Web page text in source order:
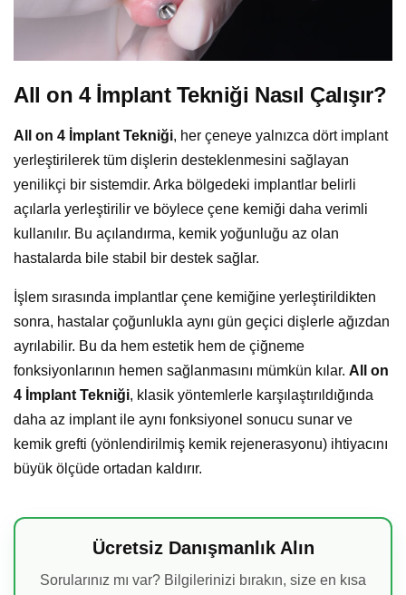
All on 4 İmplant Tekniği Nasıl Çalışır?
All on 4 İmplant Tekniği, her çeneye yalnızca dört implant
yerleştirilerek tüm dişlerin desteklenmesini sağlayan
yenilikçi bir sistemdir. Arka bölgedeki implantlar belirli
açılarla yerleştirilir ve böylece çene kemiği daha verimli
kullanılır. Bu açılandırma, kemik yoğunluğu az olan
hastalarda bile stabil bir destek sağlar.
İşlem sırasında implantlar çene kemiğine yerleştirildikten
sonra, hastalar çoğunlukla aynı gün geçici dişlerle ağızdan
ayrılabilir. Bu da hem estetik hem de çiğneme
fonksiyonlarının hemen sağlanmasını mümkün kılar. All on
4 İmplant Tekniği, klasik yöntemlerle karşılaştırıldığında
daha az implant ile aynı fonksiyonel sonucu sunar ve
kemik grefti (yönlendirilmiş kemik rejenerasyonu) ihtiyacını
büyük ölçüde ortadan kaldırır.
Ücretsiz Danışmanlık Alın
Sorularınız mı var? Bilgilerinizi bırakın, size en kısa